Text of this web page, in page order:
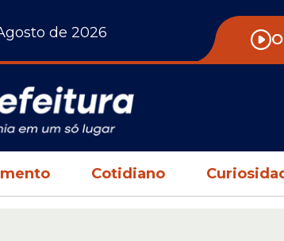
de 2026
Cotidiano